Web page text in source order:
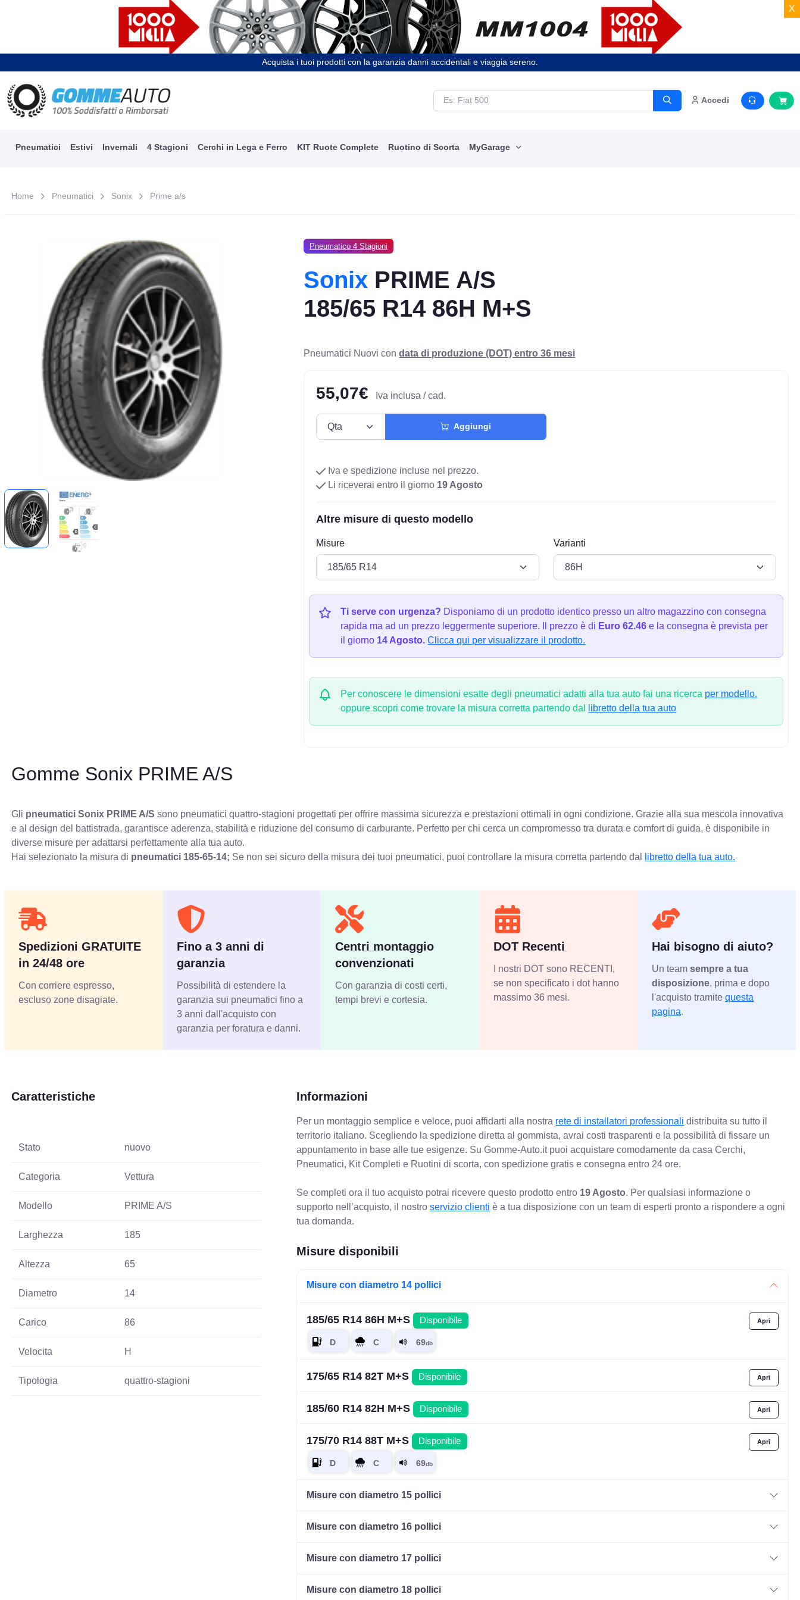
X
Acquista i tuoi prodotti con la garanzia danni accidentali e viaggia sereno.
Accedi
Pneumatici Estivi Invernali 4 Stagioni Cerchi in Lega e Ferro KIT Ruote Complete Ruotino di Scorta MyGarage
Home Pneumatici Sonix Prime a/s
Pneumatico 4 Stagioni
Sonix PRIME A/S
185/65 R14 86H M+S
Pneumatici Nuovi condata di produzione (DOT) entro 36 mesi
55,07€ Iva inclusa / cad.
Aggiungi
Iva e spedizione incluse nel prezzo.
Li riceverai entro il giorno 19 Agosto
Altre misure di questo modello
Misure Varianti
Ti serve con urgenza? Disponiamo di un prodotto identico presso un altro magazzino con consegna
rapida ma ad un prezzo leggermente superiore. Il prezzo è di Euro 62.46 e la consegna è prevista per
il giorno 14 Agosto. Clicca qui per visualizzare il prodotto.
Per conoscere le dimensioni esatte degli pneumatici adatti alla tua auto fai una ricerca per modello.
oppure scopri come trovare la misura corretta partendo dal
libretto della tua auto
Gomme Sonix PRIME A/S
Gli pneumatici Sonix PRIME A/S sono pneumatici quattro-stagioni progettati per offrire massima sicurezza e prestazioni ottimali in ogni condizione. Grazie alla sua mescola innovativa
e al design del battistrada, garantisce aderenza, stabilità e riduzione del consumo di carburante. Perfetto per chi cerca un compromesso tra durata e comfort di guida, è disponibile in
diverse misure per adattarsi perfettamente alla tua auto.
Hai selezionato la misura di pneumatici 185-65-14; Se non sei sicuro della misura dei tuoi pneumatici, puoi controllare la misura corretta partendo dal libretto della tua auto.
Spedizioni GRATUITE
in 24/48 ore
Con corriere espresso,
escluso zone disagiate.
Fino a 3 anni di
garanzia
Possibilità di estendere la
garanzia sui pneumatici fino a
3 anni dall'acquisto con
garanzia per foratura e danni.
Centri montaggio
convenzionati
Con garanzia di costi certi,
tempi brevi e cortesia.
DOT Recenti
I nostri DOT sono RECENTI,
se non specificato i dot hanno
massimo 36 mesi.
Hai bisogno di aiuto?
Un team sempre a tua
disposizione, prima e dopo
l'acquisto tramite questa
pagina.
Caratteristiche
Stato nuovo
Categoria Vettura
Modello PRIME A/S
Larghezza 185
Altezza 65
Diametro 14
Carico 86
Velocita H
Tipologia quattro-stagioni
Informazioni
Per un montaggio semplice e veloce, puoi affidarti alla nostra rete di installatori professionali distribuita su tutto il
territorio italiano. Scegliendo la spedizione diretta al gommista, avrai costi trasparenti e la possibilità di fissare un
appuntamento in base alle tue esigenze. Su Gomme-Auto.it puoi acquistare comodamente da casa Cerchi,
Pneumatici, Kit Completi e Ruotini di scorta, con spedizione gratis e consegna entro 24 ore.
Se completi ora il tuo acquisto potrai ricevere questo prodotto entro 19 Agosto. Per qualsiasi informazione o
supporto nell’acquisto, il nostroservizio clienti è a tua disposizione con un team di esperti pronto a rispondere a ogni
tua domanda.
Misure disponibili
Misure con diametro 14 pollici
185/65 R14 86H M+S Disponibile
175/65 R14 82T M+S Disponibile
185/60 R14 82H M+S Disponibile
175/70 R14 88T M+S Disponibile
Misure con diametro 15 pollici
Misure con diametro 16 pollici
Misure con diametro 17 pollici
Misure con diametro 18 pollici